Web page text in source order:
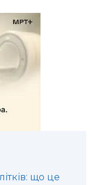
що це